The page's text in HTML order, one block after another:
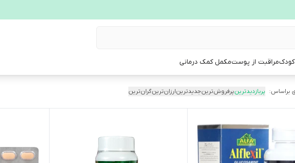
کودکمراقبت از پوستمکمل کمک درمانی
براساس: پربازدیدترینپرفروش‌ترینجدیدترینارزان‌ترینگران‌ترین